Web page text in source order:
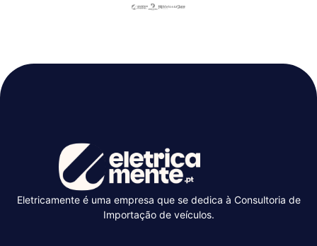
Eletricamente é uma empresa que se dedica à Consultoria de
Importação de veículos.